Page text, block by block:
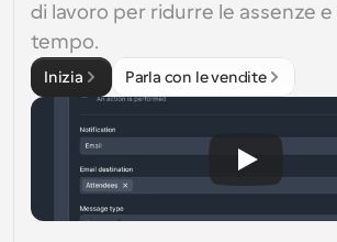
di lavoro per ridurre le assenze
tempo.
Inizia Parla con le vendite